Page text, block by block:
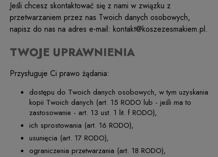
Jeśli chcesz skontaktować się z nami w związku z
przetwarzaniem przez nas Twoich danych osobowych,
napisz do nas na adres e-mail: kontakt@koszezesmakiem.pl.
TWOJE UPRAWNIENIA
Przysługuje Ci prawo żądania:
dostępu do Twoich danych osobowych, w tym uzyskania
kopii Twoich danych (art. 15 RODO lub - jeśli ma to
zastosowanie - art. 13 ust. 1 lit. f RODO),
ich sprostowania (art. 16 RODO),
usunięcia (art. 17 RODO),
ograniczenia przetwarzania (art. 18 RODO),